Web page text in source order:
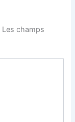
Les champs